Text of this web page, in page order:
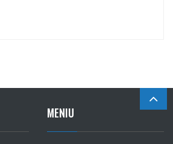
MENIU